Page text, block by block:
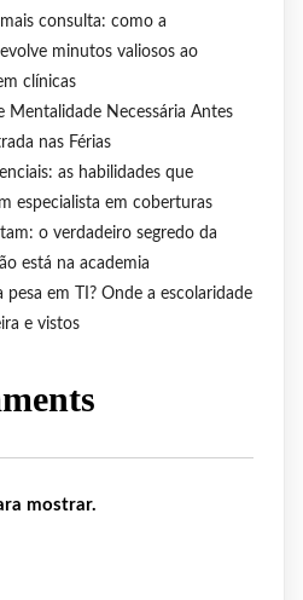
consulta: como a
minutos valiosos ao
clínicas
Mentalidade Necessária Antes
nas Férias
as habilidades que
especialista em coberturas
o verdadeiro segredo da
está na academia
pesa em TI? Onde a escolaridade
e vistos
mostrar.